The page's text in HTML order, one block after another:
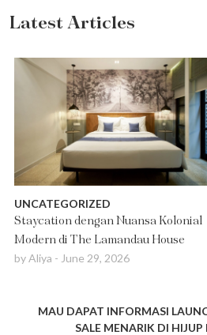
Latest Articles
UNCATEGORIZED
Staycation dengan Nuansa Kolonial
Modern di The Lamandau House
byAliya - June 29, 2026
MAU DAPAT INFORMASI
SALE MENARIK DI HIJUP